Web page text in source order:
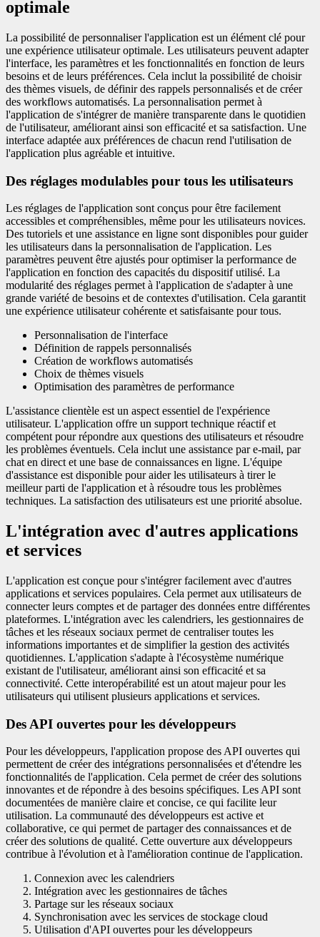
optimale
La possibilité de personnaliser l'application est un élément clé pour
une expérience utilisateur optimale. Les utilisateurs peuvent adapter
l'interface, les paramètres et les fonctionnalités en fonction de leurs
besoins et de leurs préférences. Cela inclut la possibilité de choisir
des thèmes visuels, de définir des rappels personnalisés et de créer
des workflows automatisés. La personnalisation permet à
l'application de s'intégrer de manière transparente dans le quotidien
de l'utilisateur, améliorant ainsi son efficacité et sa satisfaction. Une
interface adaptée aux préférences de chacun rend l'utilisation de
l'application plus agréable et intuitive.
Des réglages modulables pour tous les utilisateurs
Les réglages de l'application sont conçus pour être facilement
accessibles et compréhensibles, même pour les utilisateurs novices.
Des tutoriels et une assistance en ligne sont disponibles pour guider
les utilisateurs dans la personnalisation de l'application. Les
paramètres peuvent être ajustés pour optimiser la performance de
l'application en fonction des capacités du dispositif utilisé. La
modularité des réglages permet à l'application de s'adapter à une
grande variété de besoins et de contextes d'utilisation. Cela garantit
une expérience utilisateur cohérente et satisfaisante pour tous.
Personnalisation de l'interface
Définition de rappels personnalisés
Création de workflows automatisés
Choix de thèmes visuels
Optimisation des paramètres de performance
L'assistance clientèle est un aspect essentiel de l'expérience
utilisateur. L'application offre un support technique réactif et
compétent pour répondre aux questions des utilisateurs et résoudre
les problèmes éventuels. Cela inclut une assistance par e-mail, par
chat en direct et une base de connaissances en ligne. L'équipe
d'assistance est disponible pour aider les utilisateurs à tirer le
meilleur parti de l'application et à résoudre tous les problèmes
techniques. La satisfaction des utilisateurs est une priorité absolue.
L'intégration avec d'autres applications
et services
L'application est conçue pour s'intégrer facilement avec d'autres
applications et services populaires. Cela permet aux utilisateurs de
connecter leurs comptes et de partager des données entre différentes
plateformes. L'intégration avec les calendriers, les gestionnaires de
tâches et les réseaux sociaux permet de centraliser toutes les
informations importantes et de simplifier la gestion des activités
quotidiennes. L'application s'adapte à l'écosystème numérique
existant de l'utilisateur, améliorant ainsi son efficacité et sa
connectivité. Cette interopérabilité est un atout majeur pour les
utilisateurs qui utilisent plusieurs applications et services.
Des API ouvertes pour les développeurs
Pour les développeurs, l'application propose des API ouvertes qui
permettent de créer des intégrations personnalisées et d'étendre les
fonctionnalités de l'application. Cela permet de créer des solutions
innovantes et de répondre à des besoins spécifiques. Les API sont
documentées de manière claire et concise, ce qui facilite leur
utilisation. La communauté des développeurs est active et
collaborative, ce qui permet de partager des connaissances et de
créer des solutions de qualité. Cette ouverture aux développeurs
contribue à l'évolution et à l'amélioration continue de l'application.
Connexion avec les calendriers
Intégration avec les gestionnaires de tâches
Partage sur les réseaux sociaux
Synchronisation avec les services de stockage cloud
Utilisation d'API ouvertes pour les développeurs